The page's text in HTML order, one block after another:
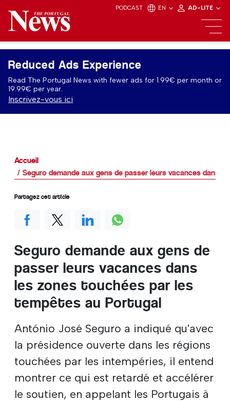
PODCAST EN AD-LITE
Reduced Ads Experience
Read The Portugal News with fewer ads for 1.99€ per month or
19.99€ per year.
Inscrivez-vous ici
Accueil
Seguro demande aux gens de passer leurs vacances dans
Seguro demande aux gens de
passer leurs vacances dans
les zones touchées par les
tempêtes au Portugal
António José Seguro a indiqué qu'avec
la présidence ouverte dans les régions
touchées par les intempéries, il entend
montrer ce qui est retardé et accélérer
le soutien, en appelant les Portugais à
Partagez cet article